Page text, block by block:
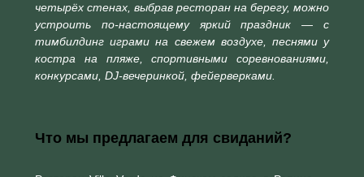
четырёх стенах, выбрав ресторан на берегу, можно
устроить по-настоящему яркий праздник — с
тимбилдинг играми на свежем воздухе, песнями у
костра на пляже, спортивными соревнованиями,
конкурсами, DJ-вечеринкой, фейерверками.
Что мы предлагаем для свиданий?